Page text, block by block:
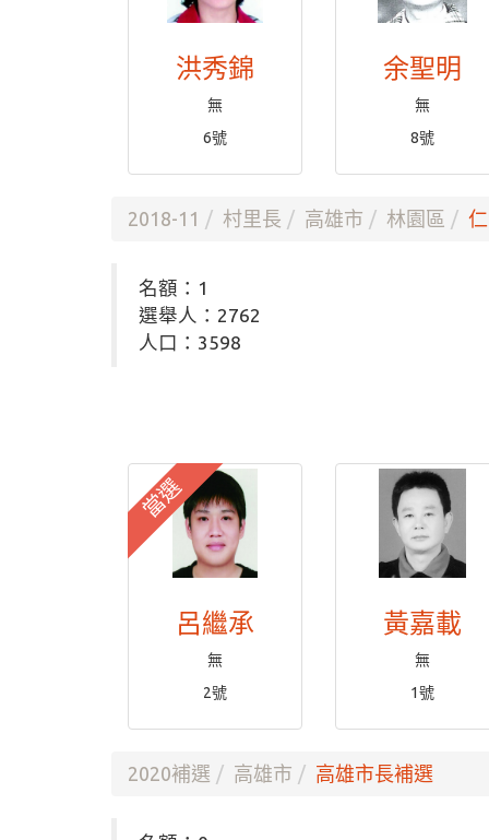
洪秀錦
無
6號
余聖明
無
8號
2018-11 村里長 高雄市 林園區
名額：1
選舉人：2762
人口：3598
當選
呂繼承
無
2號
黃嘉載
無
1號
2020補選 高雄市 高雄市長補選